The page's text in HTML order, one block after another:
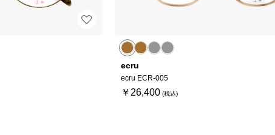
ecru
ecru ECR-005
￥26,400